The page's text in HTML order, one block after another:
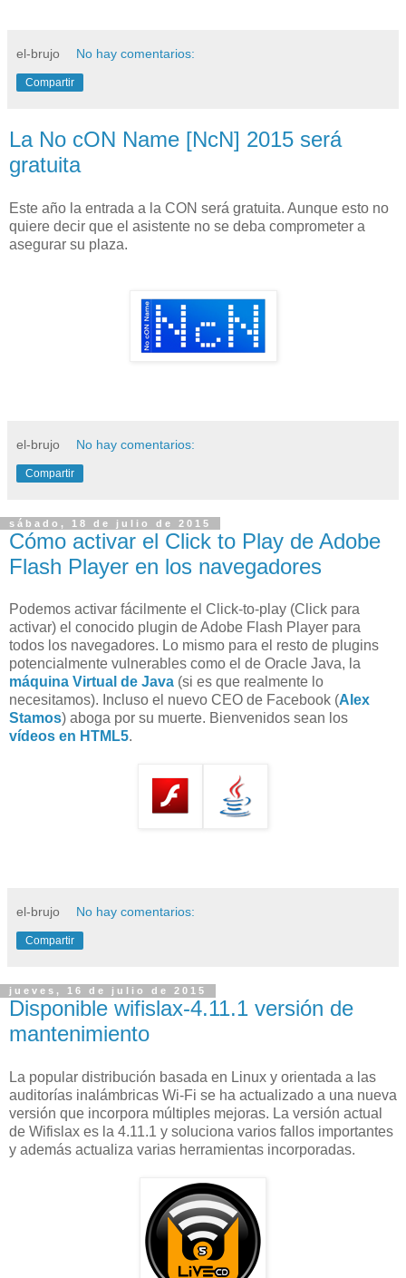
el-brujo No hay comentarios:
Compartir
La No cON Name [NcN] 2015 será
gratuita
Este año la entrada a la CON será gratuita. Aunque esto no
quiere decir que el asistente no se deba comprometer a
asegurar su plaza.
el-brujo No hay comentarios:
Compartir
sábado, 18 de julio de 2015
Cómo activar el Click to Play de Adobe
Flash Player en los navegadores
Podemos activar fácilmente el Click-to-play (Click para
activar) el conocido plugin de Adobe Flash Player para
todos los navegadores. Lo mismo para el resto de plugins
potencialmente vulnerables como el de Oracle Java, la
máquina Virtual de Java (si es que realmente lo
necesitamos). Incluso el nuevo CEO de Facebook (Alex
Stamos) aboga por su muerte. Bienvenidos sean los
vídeos en HTML5.
el-brujo No hay comentarios:
Compartir
jueves, 16 de julio de 2015
Disponible wifislax-4.11.1 versión de
mantenimiento
La popular distribución basada en Linux y orientada a las
auditorías inalámbricas Wi-Fi se ha actualizado a una nueva
versión que incorpora múltiples mejoras. La versión actual
de Wifislax es la 4.11.1 y soluciona varios fallos importantes
y además actualiza varias herramientas incorporadas.